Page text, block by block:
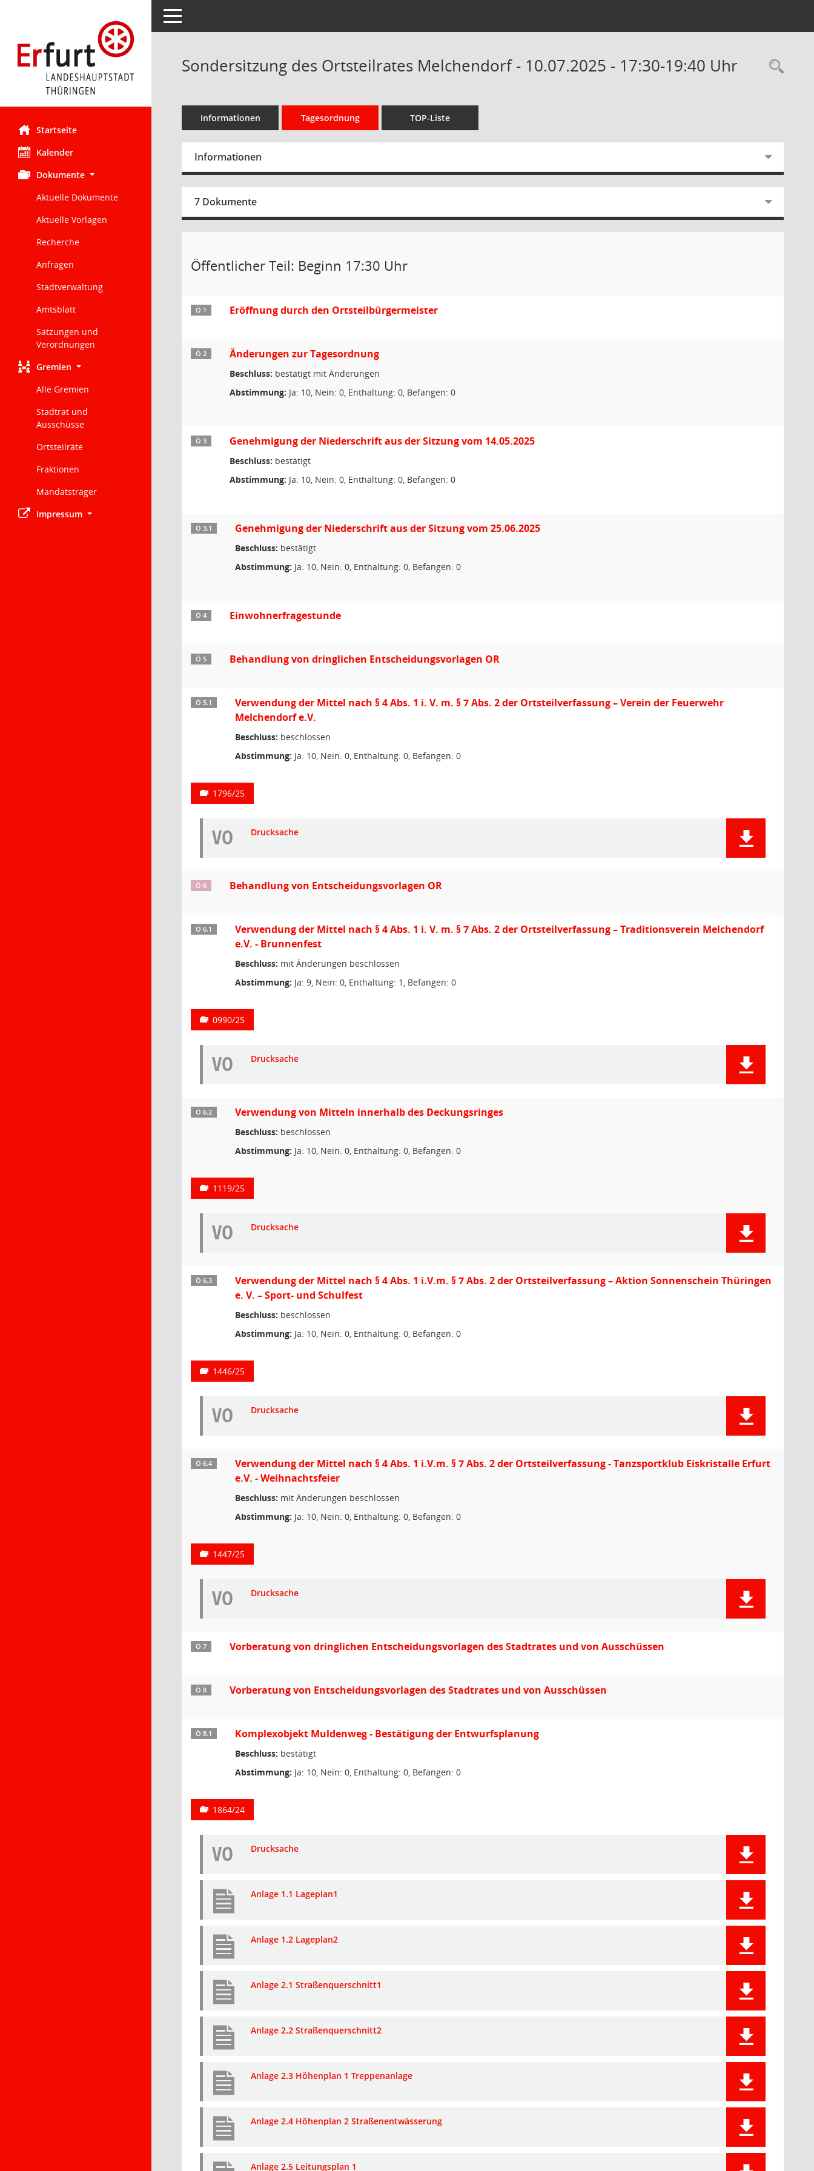
Startseite
Kalender
Dokumente
Aktuelle Dokumente
Aktuelle Vorlagen
Recherche
Anfragen
Stadtverwaltung
Amtsblatt
Satzungen und
Verordnungen
Gremien
Alle Gremien
Stadtrat und
Ausschüsse
Ortsteilräte
Fraktionen
Mandatsträger
Impressum
Toggle navigation
Sondersitzung des Ortsteilrates Melchendorf - 10.07.2025 - 17:30-19:40 Uhr
Informationen Tagesordnung TOP-Liste
Informationen
7 Dokumente
Öffentlicher Teil: Beginn 17:30 Uhr
Ö 1 Eröffnung durch den Ortsteilbürgermeister
Ö 2 Änderungen zur Tagesordnung
Beschluss: bestätigt mit Änderungen
Abstimmung: Ja: 10, Nein: 0, Enthaltung: 0, Befangen: 0
Ö 3 Genehmigung der Niederschrift aus der Sitzung vom 14.05.2025
Beschluss: bestätigt
Abstimmung: Ja: 10, Nein: 0, Enthaltung: 0, Befangen: 0
Ö 3.1 Genehmigung der Niederschrift aus der Sitzung vom 25.06.2025
Beschluss: bestätigt
Abstimmung: Ja: 10, Nein: 0, Enthaltung: 0, Befangen: 0
Ö 4 Einwohnerfragestunde
Ö 5 Behandlung von dringlichen Entscheidungsvorlagen OR
Ö 5.1
Verwendung der Mittel nach § 4 Abs. 1 i. V. m. § 7 Abs. 2 der Ortsteilverfassung – Verein der Feuerwehr
Melchendorf e.V.
Beschluss: beschlossen
Abstimmung: Ja: 10, Nein: 0, Enthaltung: 0, Befangen: 0
1796/25
VO Drucksache
Ö 6 Behandlung von Entscheidungsvorlagen OR
Ö 6.1
Verwendung der Mittel nach § 4 Abs. 1 i. V. m. § 7 Abs. 2 der Ortsteilverfassung – Traditionsverein Melchendorf
e.V. - Brunnenfest
Beschluss: mit Änderungen beschlossen
Abstimmung: Ja: 9, Nein: 0, Enthaltung: 1, Befangen: 0
0990/25
VO Drucksache
Ö 6.2 Verwendung von Mitteln innerhalb des Deckungsringes
Beschluss: beschlossen
Abstimmung: Ja: 10, Nein: 0, Enthaltung: 0, Befangen: 0
1119/25
VO Drucksache
Ö 6.3
Verwendung der Mittel nach § 4 Abs. 1 i.V.m. § 7 Abs. 2 der Ortsteilverfassung – Aktion Sonnenschein Thüringen
e. V. – Sport- und Schulfest
Beschluss: beschlossen
Abstimmung: Ja: 10, Nein: 0, Enthaltung: 0, Befangen: 0
1446/25
VO Drucksache
Ö 6.4
Verwendung der Mittel nach § 4 Abs. 1 i.V.m. § 7 Abs. 2 der Ortsteilverfassung - Tanzsportklub Eiskristalle Erfurt
e.V. - Weihnachtsfeier
Beschluss: mit Änderungen beschlossen
Abstimmung: Ja: 10, Nein: 0, Enthaltung: 0, Befangen: 0
1447/25
VO Drucksache
Ö 7 Vorberatung von dringlichen Entscheidungsvorlagen des Stadtrates und von Ausschüssen
Ö 8 Vorberatung von Entscheidungsvorlagen des Stadtrates und von Ausschüssen
Ö 8.1 Komplexobjekt Muldenweg - Bestätigung der Entwurfsplanung
Beschluss: bestätigt
Abstimmung: Ja: 10, Nein: 0, Enthaltung: 0, Befangen: 0
1864/24
VO Drucksache
Anlage 1.1 Lageplan1
Anlage 1.2 Lageplan2
Anlage 2.1 Straßenquerschnitt1
Anlage 2.2 Straßenquerschnitt2
Anlage 2.3 Höhenplan 1 Treppenanlage
Anlage 2.4 Höhenplan 2 Straßenentwässerung
Anlage 2.5 Leitungsplan 1